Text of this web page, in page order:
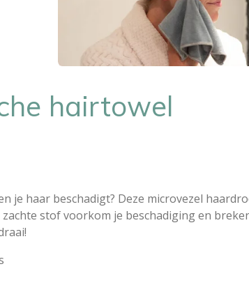
hairtowel
je haar beschadigt? Deze microvezel
stof voorkom je beschadiging en